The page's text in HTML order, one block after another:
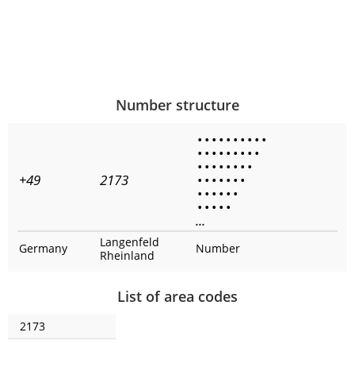
Number structure
+49 2173
• • • • • • • • • •
• • • • • • • • •
• • • • • • • •
• • • • • • •
• • • • • •
• • • • •
...
Germany
Langenfeld
Rheinland
Number
List of area codes
2173